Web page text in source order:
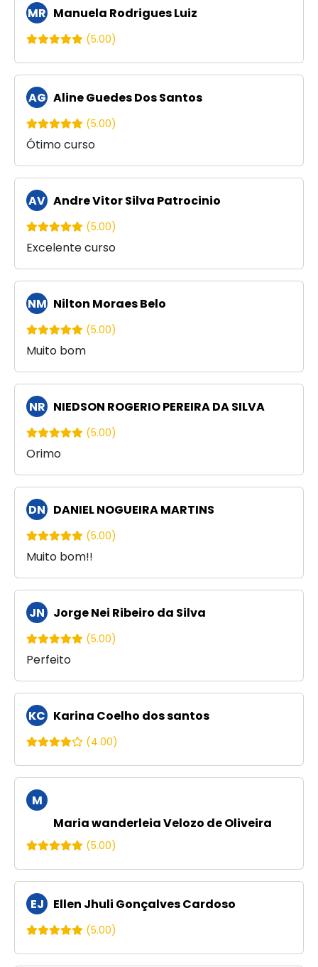
MR Manuela Rodrigues Luiz
(5.00)
AG Aline Guedes Dos Santos
(5.00)
Ótimo curso
AV Andre Vitor Silva Patrocinio
(5.00)
Excelente curso
NM Nilton Moraes Belo
(5.00)
Muito bom
NR NIEDSON ROGERIO PEREIRA DA SILVA
(5.00)
Orimo
DN DANIEL NOGUEIRA MARTINS
(5.00)
Muito bom!!
JN Jorge Nei Ribeiro da Silva
(5.00)
Perfeito
KC Karina Coelho dos santos
(4.00)
M
Maria wanderleia Velozo de Oliveira
(5.00)
EJ Ellen Jhuli Gonçalves Cardoso
(5.00)